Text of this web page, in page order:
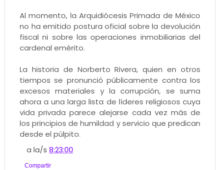
Al momento, la Arquidiócesis Primada de México
no ha emitido postura oficial sobre la devolución
fiscal ni sobre las operaciones inmobiliarias del
cardenal emérito.
La historia de Norberto Rivera, quien en otros
tiempos se pronunció públicamente contra los
excesos materiales y la corrupción, se suma
ahora a una larga lista de líderes religiosos cuya
vida privada parece alejarse cada vez más de
los principios de humildad y servicio que predican
desde el púlpito.
a la/s8:23:00
Compartir